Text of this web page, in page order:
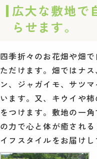
広大な敷地で
らせます。
四季折々のお花畑や畑
ただけます。畑ではナ
ン、ジャガイモ、サツ
います。又、キウイや
をつけます。敷地の一
の力で心と体が癒され
イフスタイルをお届けし